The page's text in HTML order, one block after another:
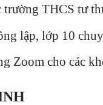
THCS tư
lập, lớp 10
Zoom cho các